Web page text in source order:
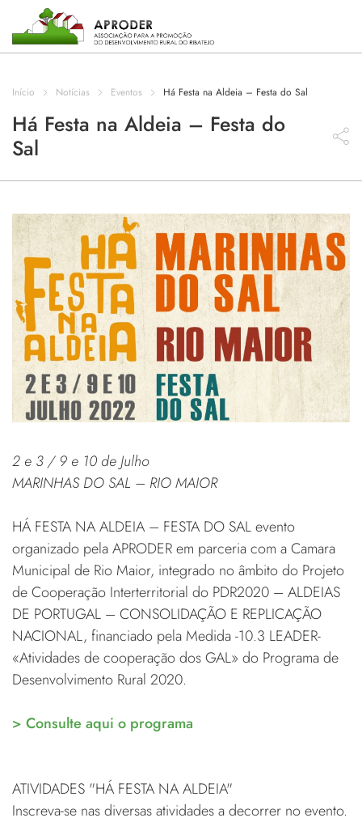
Aproder
Concursos
Projetos
Programas
Contactos
Início Notícias Eventos Há Festa na Aldeia – Festa do Sal
Há Festa na Aldeia – Festa do
Sal
2 e 3 / 9 e 10 de Julho
MARINHAS DO SAL – RIO MAIOR
HÁ FESTA NA ALDEIA – FESTA DO SAL evento
organizado pela APRODER em parceria com a Camara
Municipal de Rio Maior, integrado no âmbito do Projeto
de Cooperação Interterritorial do PDR2020 – ALDEIAS
DE PORTUGAL – CONSOLIDAÇÃO E REPLICAÇÃO
NACIONAL, financiado pela Medida -10.3 LEADER-
«Atividades de cooperação dos GAL» do Programa de
Desenvolvimento Rural 2020.
> Consulte aqui o programa
ATIVIDADES "HÁ FESTA NA ALDEIA"
Inscreva-se nas diversas atividades a decorrer no evento.